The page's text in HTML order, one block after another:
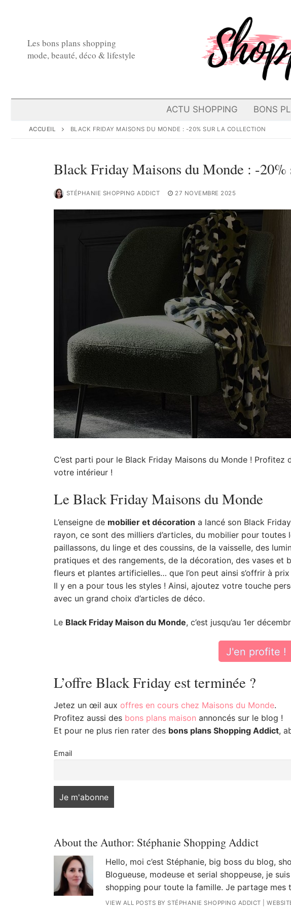
Les bons plans shopping
mode, beauté, déco & lifestyle
ACTU SHOPPING BONS
ACCUEIL BLACK FRIDAY MAISONS DU MONDE : -20% SUR LA COLLECTION
Black Friday Maisons du Monde : -
STÉPHANIE SHOPPING ADDICT 27 NOVEMBRE 2025
C’est parti pour le Black Friday Maisons du Monde !
votre intérieur !
Le Black Friday Maisons du Monde
L’enseigne de mobilier et décoration a lancé son Black
rayon, ce sont des milliers d’articles, du mobilier pour toutes
paillassons, du linge et des coussins, de la vaisselle, des
pratiques et des rangements, de la décoration, des vases et
fleurs et plantes artificielles… que l’on peut ainsi s’offrir à
Il y en a pour tous les styles ! Ainsi, ajoutez votre touche
avec un grand choix d’articles de déco.
Le Black Friday Maison du Monde, c’est jusqu’au 1er
J'en profite !
L’offre Black Friday est terminée ?
Jetez un œil aux offres en cours chez Maisons du Monde.
Profitez aussi des bons plans maison annoncés sur le blog !
Et pour ne plus rien rater des bons plans Shopping Addict,
Email
About the Author: Stéphanie Shopping Addict
Hello, moi c’est Stéphanie, big boss du blog,
Blogueuse, modeuse et serial shoppeuse, je
shopping pour toute la famille. Je partage mes
VIEW ALL POSTS BY STÉPHANIE SHOPPING ADDICT |